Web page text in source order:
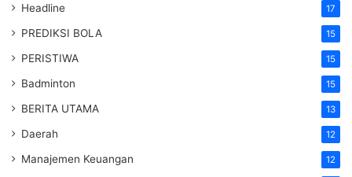
Headline 17
PREDIKSI BOLA 15
PERISTIWA 15
Badminton 15
BERITA UTAMA 13
Daerah 12
Manajemen Keuangan 12